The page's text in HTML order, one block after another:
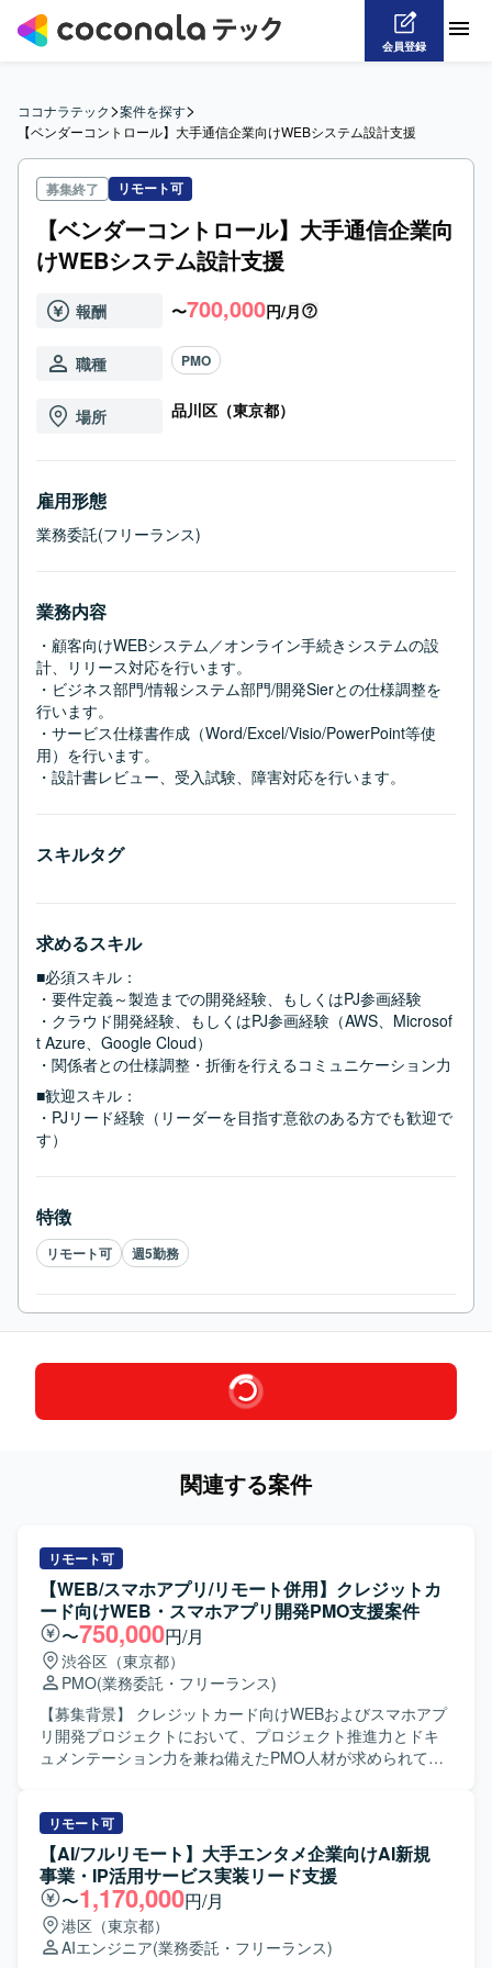
会員登録
ココナラテック>案件を探す>
【ベンダーコントロール】大手通信企業向けWEBシステム設計支援
募集終了 リモート可
【ベンダーコントロール】大手通信企業向
けWEBシステム設計支援
報酬 〜700,000円/月
職種 PMO
場所 品川区（東京都）
雇用形態
業務委託(フリーランス)
業務内容
・顧客向けWEBシステム／オンライン手続きシステムの設
計、リリース対応を行います。
・ビジネス部門/情報システム部門/開発Sierとの仕様調整を
行います。
・サービス仕様書作成（Word/Excel/Visio/PowerPoint等使
用）を行います。
・設計書レビュー、受入試験、障害対応を行います。
スキルタグ
求めるスキル
■必須スキル：
・要件定義～製造までの開発経験、もしくはPJ参画経験
・クラウド開発経験、もしくはPJ参画経験（AWS、Microsof
t Azure、Google Cloud）
・関係者との仕様調整・折衝を行えるコミュニケーション力
■歓迎スキル：
・PJリード経験（リーダーを目指す意欲のある方でも歓迎で
す）
特徴
リモート可 週5勤務
関連する案件
リモート可
【WEB/スマホアプリ/リモート併用】クレジットカ
ード向けWEB・スマホアプリ開発PMO支援案件
〜750,000円/月
渋谷区（東京都）
PMO(業務委託・フリーランス)
【募集背景】 クレジットカード向けWEBおよびスマホアプ
リ開発プロジェクトにおいて、プロジェクト推進力とドキ
ュメンテーション力を兼ね備えたPMO人材が求められてい
ジェクト推進を行って頂きます。 クライアント内での仕様
調整、関係者からの情報収集、タスクコントロール、業務
要件の資料化、課題管理、開発管理、ベンダー管理などを
担当して頂きます。 また、RFPや課題検討に関する資料、
QA質疑や仕様検討に関する各種資料の作成など、ドキュメ
ンテーション業務も担って頂きます。 【求める人物像】 主
体的に情報を取りに行き、関係者と円滑にコミュニケーシ
リモート可
【AI/フルリモート】大手エンタメ企業向けAI新規
事業・IP活用サービス実装リード支援
〜1,170,000円/月
港区（東京都）
AIエンジニア(業務委託・フリーランス)